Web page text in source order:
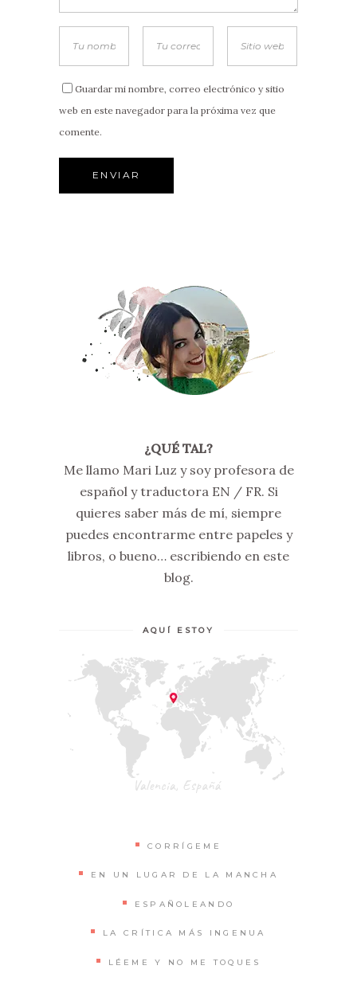
Guardar mi nombre, correo electrónico y sitio
web en este navegador para la próxima vez que
comente.
¿QUÉ TAL?
Me llamo Mari Luz y soy profesora de
español y traductora EN / FR. Si
quieres saber más de mí, siempre
puedes encontrarme entre papeles y
libros, o bueno… escribiendo en este
blog.
AQUÍ ESTOY
CORRÍGEME
EN UN LUGAR DE LA MANCHA
ESPAÑOLEANDO
LA CRÍTICA MÁS INGENUA
LÉEME Y NO ME TOQUES